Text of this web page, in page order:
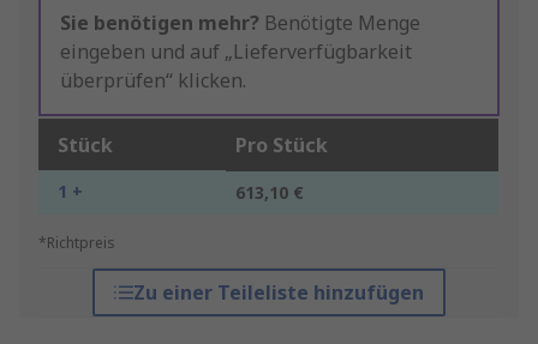
Sie benötigen mehr? Benötigte Menge
eingeben und auf „Lieferverfügbarkeit
überprüfen“ klicken.
Stück Pro Stück
1 + 613,10 €
*Richtpreis
Zu einer Teileliste hinzufügen